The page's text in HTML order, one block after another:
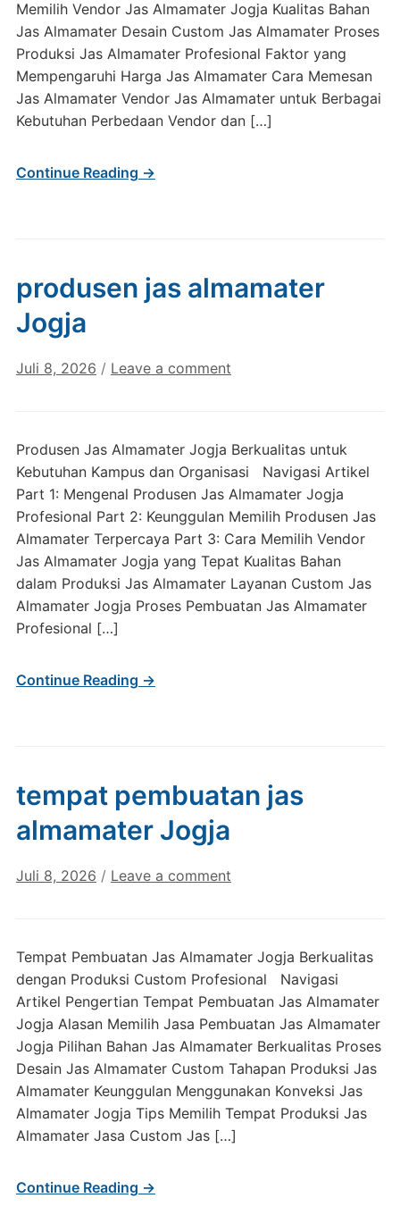
Memilih Vendor Jas Almamater Jogja Kualitas Bahan
Jas Almamater Desain Custom Jas Almamater Proses
Produksi Jas Almamater Profesional Faktor yang
Mempengaruhi Harga Jas Almamater Cara Memesan
Jas Almamater Vendor Jas Almamater untuk Berbagai
Kebutuhan Perbedaan Vendor dan […]
Continue Reading →
produsen jas almamater
Jogja
Juli 8, 2026 / Leave a comment
Produsen Jas Almamater Jogja Berkualitas untuk
Kebutuhan Kampus dan Organisasi Navigasi Artikel
Part 1: Mengenal Produsen Jas Almamater Jogja
Profesional Part 2: Keunggulan Memilih Produsen Jas
Almamater Terpercaya Part 3: Cara Memilih Vendor
Jas Almamater Jogja yang Tepat Kualitas Bahan
dalam Produksi Jas Almamater Layanan Custom Jas
Almamater Jogja Proses Pembuatan Jas Almamater
Profesional […]
Continue Reading →
tempat pembuatan jas
almamater Jogja
Juli 8, 2026 / Leave a comment
Tempat Pembuatan Jas Almamater Jogja Berkualitas
dengan Produksi Custom Profesional Navigasi
Artikel Pengertian Tempat Pembuatan Jas Almamater
Jogja Alasan Memilih Jasa Pembuatan Jas Almamater
Jogja Pilihan Bahan Jas Almamater Berkualitas Proses
Desain Jas Almamater Custom Tahapan Produksi Jas
Almamater Keunggulan Menggunakan Konveksi Jas
Almamater Jogja Tips Memilih Tempat Produksi Jas
Almamater Jasa Custom Jas […]
Continue Reading →